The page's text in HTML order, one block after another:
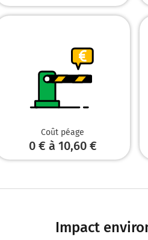
Lille
Autoroute du Nord
CALAIS
et rejoindre A26. Continuer sur 700
Coût péage
0 € à 10,60 €
Impact